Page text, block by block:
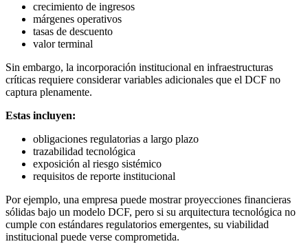
crecimiento de ingresos
márgenes operativos
tasas de descuento
valor terminal
Sin embargo, la incorporación institucional en infraestructuras
críticas requiere considerar variables adicionales que el DCF no
captura plenamente.
Estas incluyen:
obligaciones regulatorias a largo plazo
trazabilidad tecnológica
exposición al riesgo sistémico
requisitos de reporte institucional
Por ejemplo, una empresa puede mostrar proyecciones financieras
sólidas bajo un modelo DCF, pero si su arquitectura tecnológica no
cumple con estándares regulatorios emergentes, su viabilidad
institucional puede verse comprometida.